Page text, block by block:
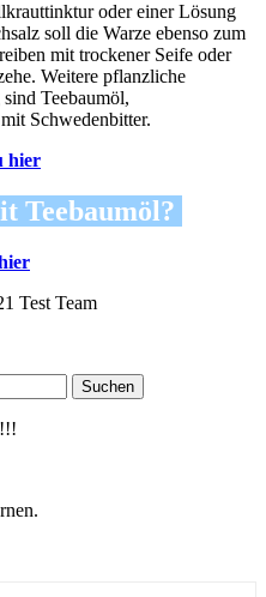
oder einer Lösung
soll die Warze ebenso zum
mit trockener Seife oder
Weitere pflanzliche
Teebaumöl,
Schwedenbitter.
hier
Teebaumöl?
Test Team